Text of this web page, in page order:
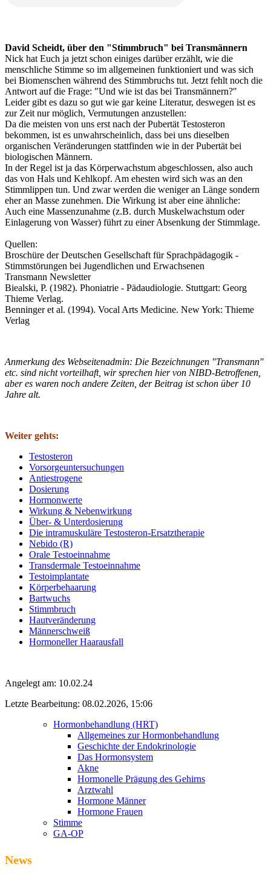
David Scheidt, über den "Stimmbruch" bei Transmännern
Nick hat Euch ja jetzt schon einiges darüber erzählt, wie die
menschliche Stimme so im allgemeinen funktioniert und was sich
bei Biomenschen während des Stimmbruchs tut. Jetzt fehlt noch die
Antwort auf die Frage: "Und wie ist das bei Transmännern?"
Leider gibt es dazu so gut wie gar keine Literatur, deswegen ist es
zur Zeit nur möglich, Vermutungen anzustellen:
Da die meisten von uns erst nach der Pubertät Testosteron
bekommen, ist es unwahrscheinlich, dass bei uns dieselben
organischen Veränderungen stattfinden wie in der Pubertät bei
biologischen Männern.
In der Regel ist ja das Körperwachstum abgeschlossen, also auch
das von Hals und Kehlkopf. Am ehesten wird sich was an den
Stimmlippen tun. Und zwar werden die weniger an Länge sondern
eher an Masse zunehmen. Die Wirkung ist aber eine ähnliche:
Auch eine Massenzunahme (z.B. durch Muskelwachstum oder
Einlagerung von Wasser) führt zu einer Absenkung der Stimmlage.
Quellen:
Broschüre der Deutschen Gesellschaft für Sprachpädagogik -
Stimmstörungen bei Jugendlichen und Erwachsenen
Transmann Newsletter
Biealski, P. (1982). Phoniatrie - Pädaudiologie. Stuttgart: Georg
Thieme Verlag.
Benninger et al. (1994). Vocal Arts Medicine. New York: Thieme
Verlag
Anmerkung des Webseitenadmin: Die Bezeichnungen "Transmann"
etc. sind nicht vorteilhaft, wir sprechen hier von NIBD-Betroffenen,
aber es waren noch andere Zeiten, der Beitrag ist schon über 10
Jahre alt.
Weiter gehts:
Testosteron
Vorsorgeuntersuchungen
Antiestrogene
Dosierung
Hormonwerte
Wirkung & Nebenwirkung
Über- & Unterdosierung
Die intramuskuläre Testosteron-Ersatztherapie
Nebido (R)
Orale Testoeinnahme
Transdermale Testoeinnahme
Testoimplantate
Körperbehaarung
Bartwuchs
Stimmbruch
Hautveränderung
Männerschweiß
Hormoneller Haarausfall
Angelegt am: 10.02.24
Letzte Bearbeitung: 08.02.2026, 15:06
Hormonbehandlung (HRT)
Allgemeines zur Hormonbehandlung
Geschichte der Endokrinologie
Das Hormonsystem
Akne
Hormonelle Prägung des Gehirns
Arztwahl
Hormone Männer
Hormone Frauen
Stimme
GA-OP
News